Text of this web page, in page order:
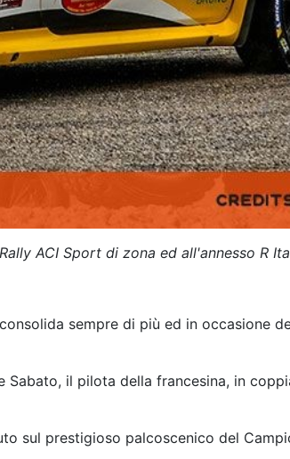
ACI Sport di zona ed all'annesso R
sempre di più ed in occasione
il pilota della francesina, in
sul prestigioso palcoscenico del